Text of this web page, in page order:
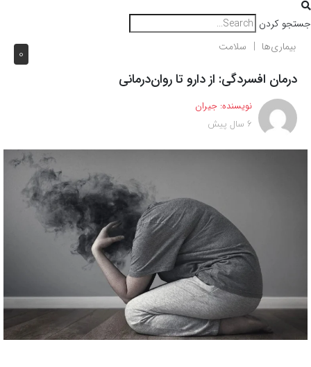
جستجو کردن
0 بیماری‌ها سلامت
درمان افسردگی: از دارو تا روان‌درمانی
نویسنده: جیران
6 سال پیش